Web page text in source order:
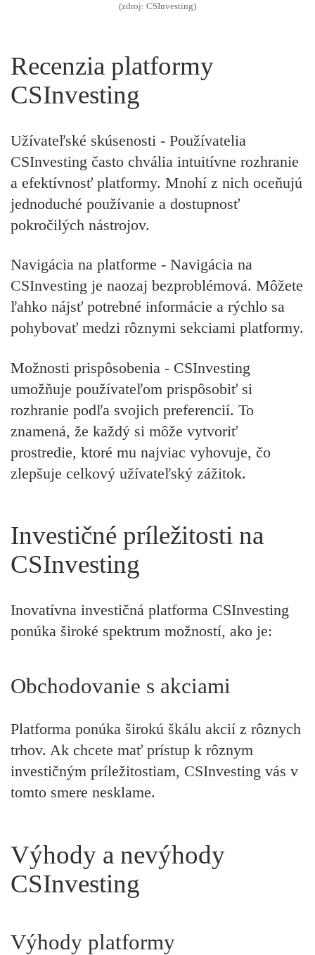
(zdroj: CSInvesting)
Recenzia platformy
CSInvesting
Užívateľské skúsenosti - Používatelia
CSInvesting často chvália intuitívne rozhranie
a efektívnosť platformy. Mnohí z nich oceňujú
jednoduché používanie a dostupnosť
pokročilých nástrojov.
Navigácia na platforme - Navigácia na
CSInvesting je naozaj bezproblémová. Môžete
ľahko nájsť potrebné informácie a rýchlo sa
pohybovať medzi rôznymi sekciami platformy.
Možnosti prispôsobenia - CSInvesting
umožňuje používateľom prispôsobiť si
rozhranie podľa svojich preferencií. To
znamená, že každý si môže vytvoriť
prostredie, ktoré mu najviac vyhovuje, čo
zlepšuje celkový užívateľský zážitok.
Investičné príležitosti na
CSInvesting
Inovatívna investičná platforma CSInvesting
ponúka široké spektrum možností, ako je:
Obchodovanie s akciami
Platforma ponúka širokú škálu akcií z rôznych
trhov. Ak chcete mať prístup k rôznym
investičným príležitostiam, CSInvesting vás v
tomto smere nesklame.
Výhody a nevýhody
CSInvesting
Výhody platformy